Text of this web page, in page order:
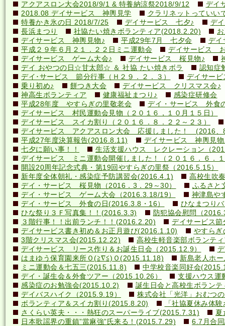
アクアスロン大会2018/9/1 & 特養納涼祭2018/9/12
デイ
2018.08 デイサービス 神輿見学
クラリネットってい
特養かき氷の日 2018/7/25
デイサービス 七夕♪
デ
長浜まつり
社協たい焼きボランティア(2018.2.20)
デイサービス 神輿見物♪
平成29年7月 七夕会
デイ
平成２９年６月２１．２２日ミニ運動会
デイサービス
デイサービス ゲーム大会♪
デイサービス 桜見物♪
デイ おやつの日☆甘太郎☆ ＆ 社協 たい焼きボラ
認知症
デイ･サービス 節分行事（Ｈ２９．２．３）
デイサー
乗り初め♪
餅つき大会
デイサービス クリスマス会♪
神高生ボランティア
健康福祉まつり♪
感染症研修会
平成28年度 やすらぎの里敬老会
デイ・サービス 外食
デイサービス 村民運動会見物（２０１６，１０月１５日）
デイサービス スイカ割り（２０１６．８．２２～２３）
デイサービス アクアスロン大会 応援しました！ (2016、
平成27年度決算報告(2016.8.11)
デイサービス 神輿見物
七夕に願い事！！
生活支援ハウス レクレーション（
デイサービス ミニ運動会開催しました！（２０１６．６．
開設20周年記念式典・第19回やすらぎの里祭（2016.5.15）
新年度全体朝礼・感染症予防講習会(2016.4.1)
高校生吹
デイ・サービス 桜見物（2016．3．29～30）
ふるさと
デイ・サービス ゲーム大会（2016.3.18/19）
神津島や
デイ・サービス 外食の日(2016.3.8・16）
ひなまつり
ひな祭り３Ｆ写真集！！(2016.3.3)
防犯協会慰問（
３階行事！！出前ランチ！！(2016.2.20)
デイサービス
デイサービス書き初め＆お正月遊び(2016.1.10)
やすら
3階クリスマス会(2015.12.22)
高校生軽音楽部ボランテ
デイサービス リース作り＆お誕生日会（2015.12.9）
はまゆう保育園来所Ｏ(≧∇≦)Ｏ(2015.11.18)
新島老人ホ
ミニ運動会＆七五三(2015.11.8)
中学校音楽同好会
デイ・誕生会＆外食ツアー（2015.10.26）
支援ハウス運
感染症のお勉強会(2015.10.2)
誕生日会と高校生ボラン
デイバスハイク（2015.9.19）
株式会社「光洋」おむつ
ボランティア＆スイカ割り(2015.8.20)
「社協夏休み体
さくらい英夫・・・熱狂のスーパーライブ(2015.7.31)
夏
日本歌謡界の重鎮”當麻強”氏来る！(2015.7.29)
6.7月合